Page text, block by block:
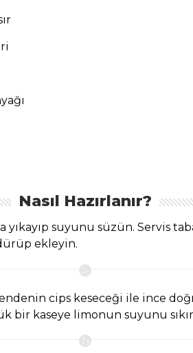
Nasıl Hazırlanır?
suyunu süzün. Servis
ekleyin.
cips keseceği ile ince
bir kaseye limonun suyunu